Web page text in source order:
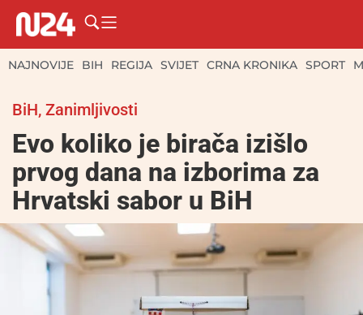
NAJNOVIJE BIH REGIJA SVIJET CRNA KRONIKA SPORT
BiH, Zanimljivosti
Evo koliko je birača izišlo
prvog dana na izborima za
Hrvatski sabor u BiH